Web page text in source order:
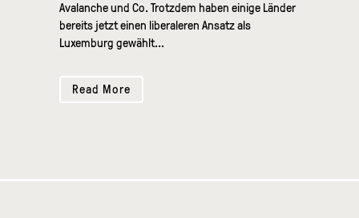
Avalanche und Co. Trotzdem haben einige Länder
bereits jetzt einen liberaleren Ansatz als
Luxemburg gewählt...
Read More